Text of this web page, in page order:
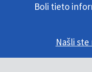
Boli tieto
Našli